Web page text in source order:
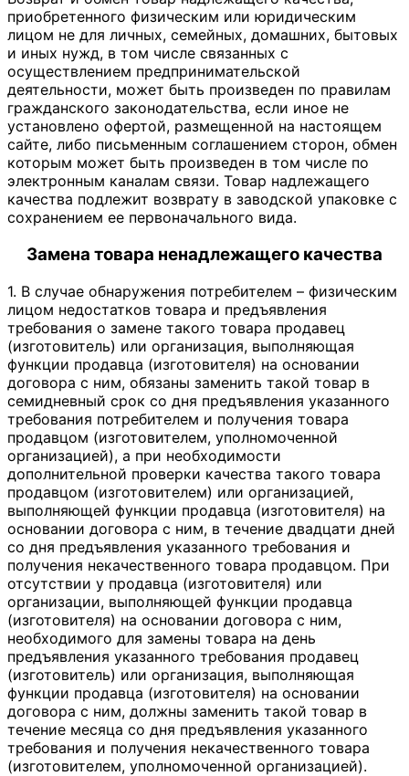
приобретенного физическим или юридическим
лицом не для личных, семейных, домашних, бытовых
и иных нужд, в том числе связанных с
осуществлением предпринимательской
деятельности, может быть произведен по правилам
гражданского законодательства, если иное не
установлено офертой, размещенной на настоящем
сайте, либо письменным соглашением сторон, обмен
которым может быть произведен в том числе по
электронным каналам связи. Товар надлежащего
качества подлежит возврату в заводской упаковке с
сохранением ее первоначального вида.
Замена товара ненадлежащего качества
1. В случае обнаружения потребителем – физическим
лицом недостатков товара и предъявления
требования о замене такого товара продавец
(изготовитель) или организация, выполняющая
функции продавца (изготовителя) на основании
договора с ним, обязаны заменить такой товар в
семидневный срок со дня предъявления указанного
требования потребителем и получения товара
продавцом (изготовителем, уполномоченной
организацией), а при необходимости
дополнительной проверки качества такого товара
продавцом (изготовителем) или организацией,
выполняющей функции продавца (изготовителя) на
основании договора с ним, в течение двадцати дней
со дня предъявления указанного требования и
получения некачественного товара продавцом. При
отсутствии у продавца (изготовителя) или
организации, выполняющей функции продавца
(изготовителя) на основании договора с ним,
необходимого для замены товара на день
предъявления указанного требования продавец
(изготовитель) или организация, выполняющая
функции продавца (изготовителя) на основании
договора с ним, должны заменить такой товар в
течение месяца со дня предъявления указанного
требования и получения некачественного товара
(изготовителем, уполномоченной организацией).